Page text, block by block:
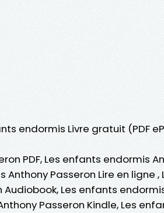
endormis Livre gratuit (PDF
PDF, Les enfants endormis
Passeron Lire en ligne ,
Les enfants
Passeron Kindle, Les